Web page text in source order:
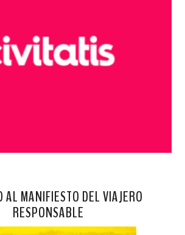
AL MANIFIESTO DEL VIAJERO
RESPONSABLE